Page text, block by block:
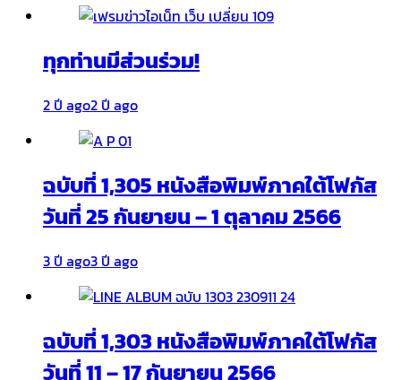
ทุกท่านมีส่วนร่วม!
2 ปี ago2 ปี ago
ฉบับที่ 1,305 หนังสือพิมพ์ภาคใต้โฟกัส
วันที่ 25 กันยายน – 1 ตุลาคม 2566
3 ปี ago3 ปี ago
ฉบับที่ 1,303 หนังสือพิมพ์ภาคใต้โฟกัส
วันที่ 11 – 17 กันยายน 2566